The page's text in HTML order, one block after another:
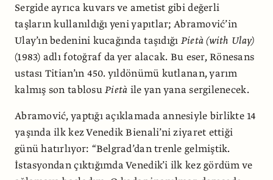
Sergide ayrıca kuvars ve ametist gibi değerli
taşların kullanıldığı yeni yapıtlar; Abramović’in
Ulay’ın bedenini kucağında taşıdığı Pietà (with Ulay)
(1983) adlı fotoğraf da yer alacak. Bu eser, Rönesans
ustası Titian’ın 450. yıldönümü kutlanan, yarım
kalmış son tablosuPietà ile yan yana sergilenecek.
Abramović, yaptığı açıklamada annesiyle birlikte 14
yaşında ilk kez Venedik Bienali’ni ziyaret ettiği
günü hatırlıyor: “Belgrad’dan trenle gelmiştik.
İstasyondan çıktığımda Venedik’i ilk kez gördüm ve